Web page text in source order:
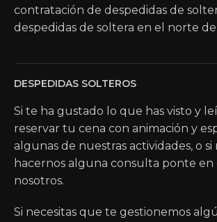
contratación de despedidas de
despedidas de soltera en el norte de
DESPEDIDAS SOLTEROS
Si te ha gustado lo que has visto y
reservar tu cena con animación y
algunas de nuestras actividades, o si
hacernos alguna consulta ponte
nosotros.
Si necesitas que te gestionemos